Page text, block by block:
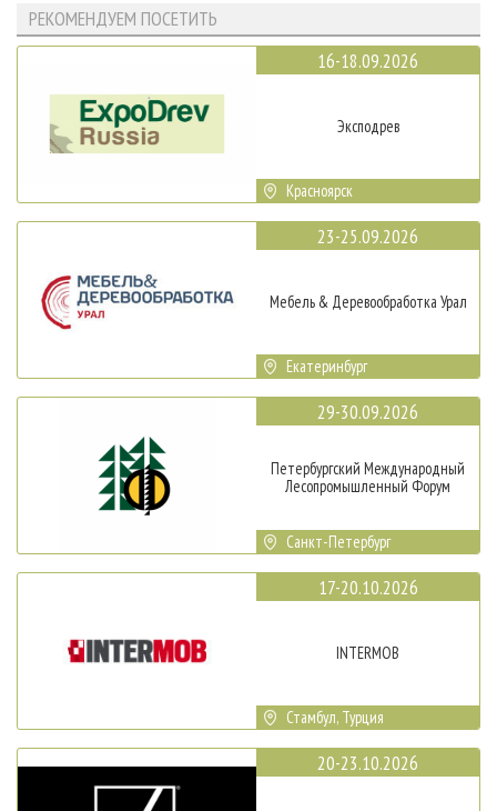
РЕКОМЕНДУЕМ ПОСЕТИТЬ
16-18.09.2026
Эксподрев
Красноярск
23-25.09.2026
Мебель & Деревообработка Урал
Екатеринбург
29-30.09.2026
Петербургский Международный
Лесопромышленный Форум
Санкт-Петербург
17-20.10.2026
INTERMOB
Стамбул, Турция
20-23.10.2026